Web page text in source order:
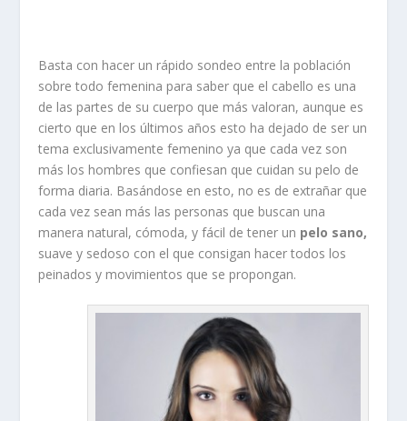
Basta con hacer un rápido sondeo entre la población
sobre todo femenina para saber que el cabello es una
de las partes de su cuerpo que más valoran, aunque es
cierto que en los últimos años esto ha dejado de ser un
tema exclusivamente femenino ya que cada vez son
más los hombres que confiesan que cuidan su pelo de
forma diaria. Basándose en esto, no es de extrañar que
cada vez sean más las personas que buscan una
manera natural, cómoda, y fácil de tener un pelo sano,
suave y sedoso con el que consigan hacer todos los
peinados y movimientos que se propongan.